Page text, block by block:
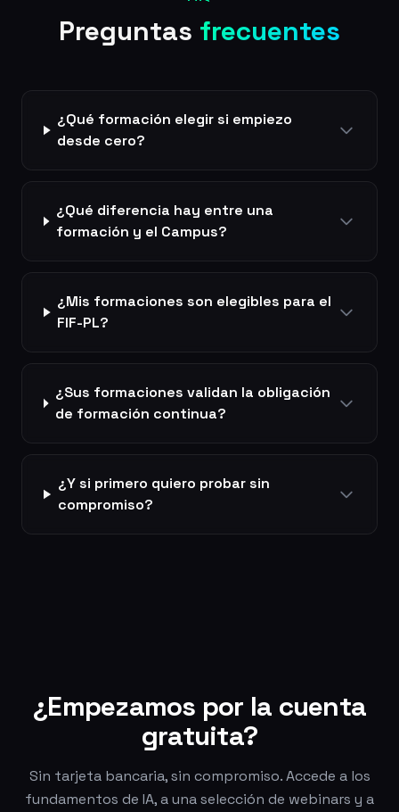
Preguntas frecuentes
¿Qué formación elegir si empiezo
desde cero?
¿Qué diferencia hay entre una
formación y el Campus?
¿Mis formaciones son elegibles para el
FIF-PL?
¿Sus formaciones validan la obligación
de formación continua?
¿Y si primero quiero probar sin
compromiso?
¿Empezamos por la cuenta
gratuita?
Sin tarjeta bancaria, sin compromiso. Accede a los
fundamentos de IA, a una selección de webinars y a